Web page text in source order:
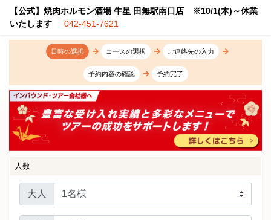
【公式】焼肉ホルモン酒場 牛星 田無駅南口店 ※10/1(木)～休業
いたします
042-451-7621
日時の選択 コースの選択 ご連絡先の入力
予約内容の確認 予約完了
人数
大人